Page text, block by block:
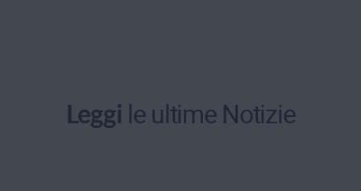
Leggi le ultime Notizie